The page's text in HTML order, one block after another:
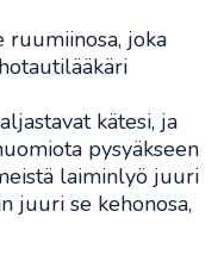
ruumiinosa, joka
kätesi, ja
pysyäkseen
laiminlyö juuri
juuri se kehonosa,